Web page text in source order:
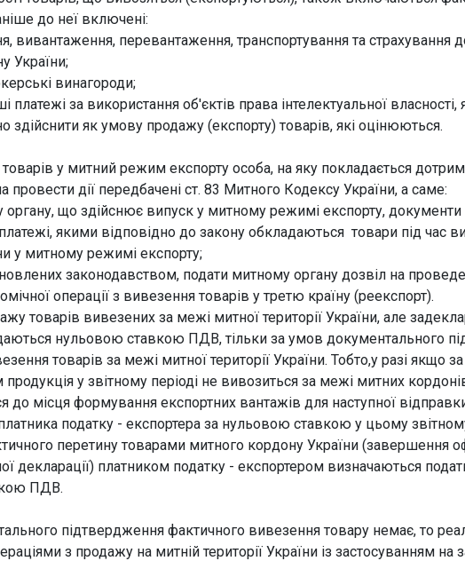
до неї включені:
вивантаження, перевантаження, транспортування та страхування
України;
винагороди;
платежі за використання об'єктів права інтелектуальної
здійснити як умову продажу (експорту) товарів, які оцінюються.
у митний режим експорту особа, на яку покладається
дії передбачені ст. 83 Митного Кодексу України, а саме:
що здійснює випуск у митному режимі експорту, документи
якими відповідно до закону обкладаються товари під час
у митному режимі експорту;
законодавством, подати митному органу дозвіл на
операції з вивезення товарів у третю країну (реекспорт).
товарів вивезених за межі митної території України, але
нульовою ставкою ПДВ, тільки за умов документального
товарів за межі митної території України. Тобто,у разі якщо
у звітному періоді не вивозиться за межі митних
до місця формування експортних вантажів для наступної
податку - експортера за нульовою ставкою у цьому
перетину товарами митного кордону України (завершення
декларації) платником податку - експортером визначаються
ПДВ.
підтвердження фактичного вивезення товару немає, то
з продажу на митній території України із застосуванням на